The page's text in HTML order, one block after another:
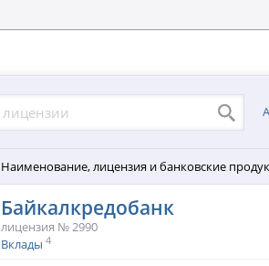
А
Наименование, лицензия и банковские
Байкалкредобанк
лицензия № 2990
Вклады 4